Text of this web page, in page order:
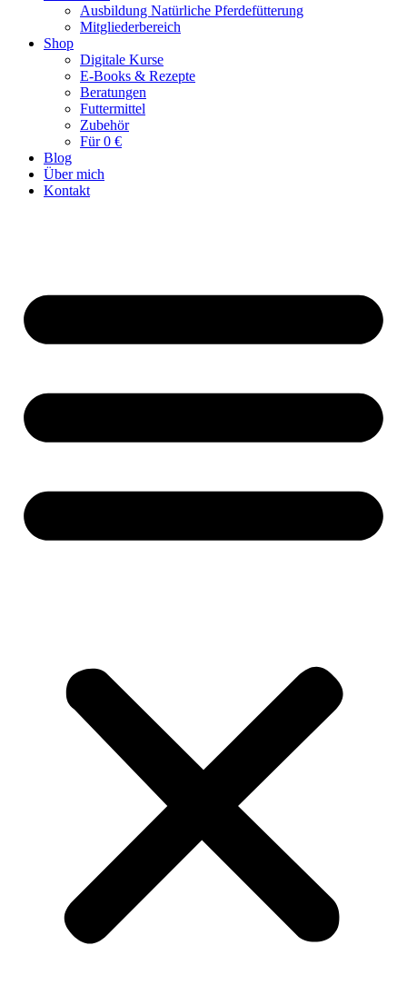
Ausbildung Natürliche Pferdefütterung
Mitgliederbereich
Shop
Digitale Kurse
E-Books & Rezepte
Beratungen
Futtermittel
Zubehör
Für 0 €
Blog
Über mich
Kontakt